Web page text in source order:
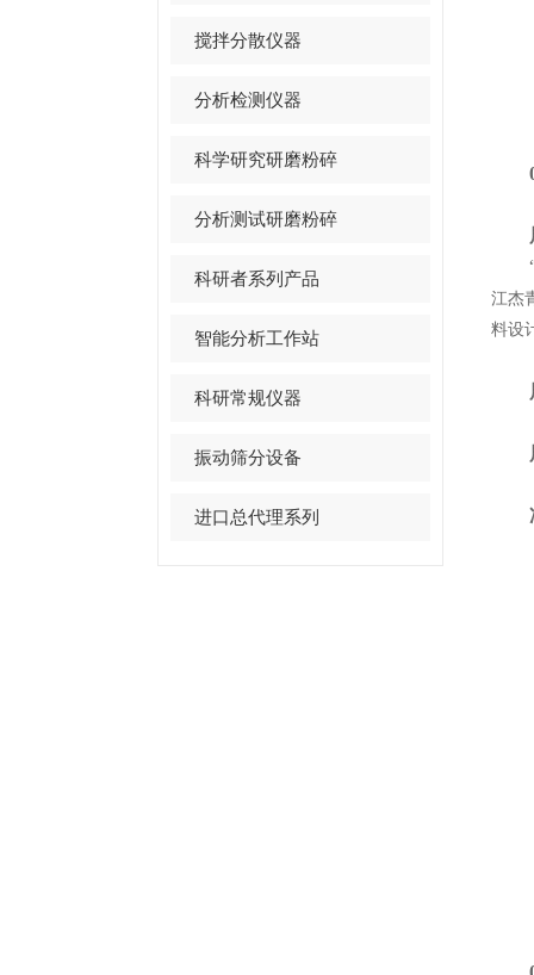
搅拌分散仪器
分析检测仪器
科学研究研磨粉碎
分析测试研磨粉碎
科研者系列产品
智能分析工作站
科研常规仪器
振动筛分设备
进口总代理系列
01
展
“
江杰
料设
展
展
净